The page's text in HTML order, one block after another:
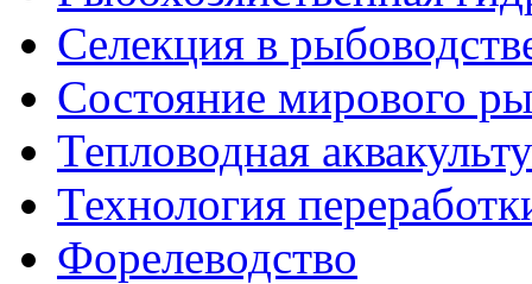
Селекция в
Состояние мирового
Тепловодная
Технология
Форелеводство